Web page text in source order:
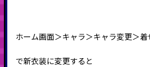
ホーム画面＞キャラ＞キャラ変更＞着
で新衣装に変更すると